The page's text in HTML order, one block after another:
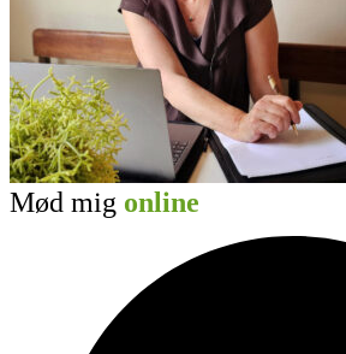
Mød mig online